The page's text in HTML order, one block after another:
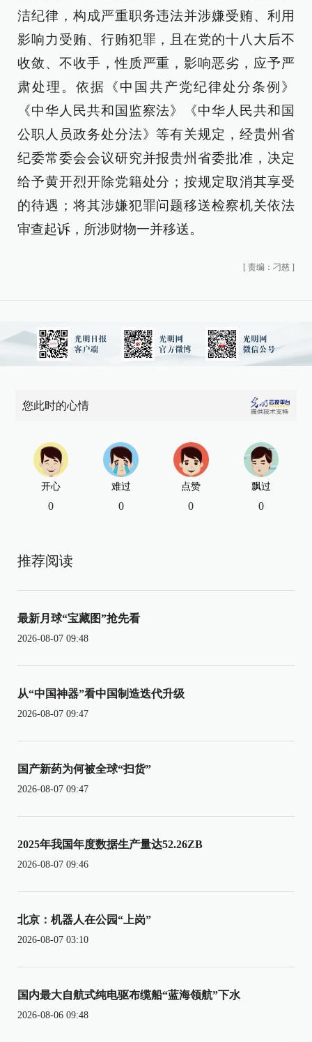
洁纪律，构成严重职务违法并涉嫌受贿、利用
影响力受贿、行贿犯罪，且在党的十八大后不
收敛、不收手，性质严重，影响恶劣，应予严
肃处理。依据《中国共产党纪律处分条例》
《中华人民共和国监察法》《中华人民共和国
公职人员政务处分法》等有关规定，经贵州省
纪委常委会会议研究并报贵州省委批准，决定
给予黄开烈开除党籍处分；按规定取消其享受
的待遇；将其涉嫌犯罪问题移送检察机关依法
审查起诉，所涉财物一并移送。
[ 责编：刁慈 ]
您此时的心情
开心
0
难过
0
点赞
0
飘过
0
推荐阅读
最新月球“宝藏图”抢先看
2026-08-07 09:48
从“中国神器”看中国制造迭代升级
2026-08-07 09:47
国产新药为何被全球“扫货”
2026-08-07 09:47
2025年我国年度数据生产量达52.26ZB
2026-08-07 09:46
北京：机器人在公园“上岗”
2026-08-07 03:10
国内最大自航式纯电驱布缆船“蓝海领航”下水
2026-08-06 09:48